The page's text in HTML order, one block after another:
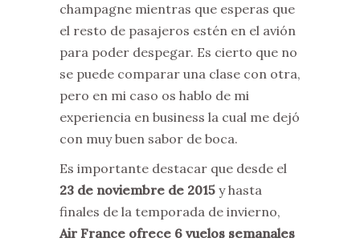
champagne mientras que esperas que
el resto de pasajeros estén en el avión
para poder despegar. Es cierto que no
se puede comparar una clase con otra,
pero en mi caso os hablo de mi
experiencia en business la cual me dejó
con muy buen sabor de boca.
Es importante destacar que desde el
23 de noviembre de 2015 y hasta
finales de la temporada de invierno,
Air France ofrece 6 vuelos semanales